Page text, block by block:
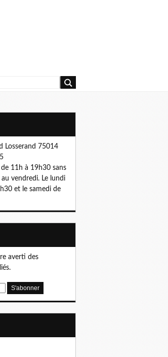
Losserand 75014
11h à 19h30 sans
vendredi. Le lundi
et le samedi de
averti des